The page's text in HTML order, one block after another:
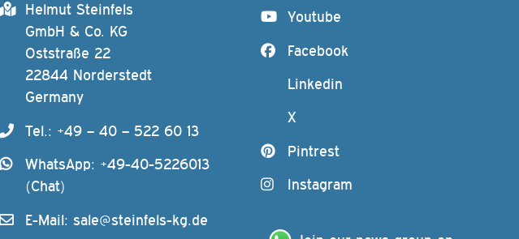
Helmut Steinfels
GmbH & Co. KG
Oststraße 22
22844 Norderstedt
Germany
Tel.: +49 – 40 – 522 60 13
WhatsApp: +49-40-5226013
(Chat)
E-Mail:sale@steinfels-kg.de
Youtube
Facebook
Linkedin
X
Pintrest
Instagram